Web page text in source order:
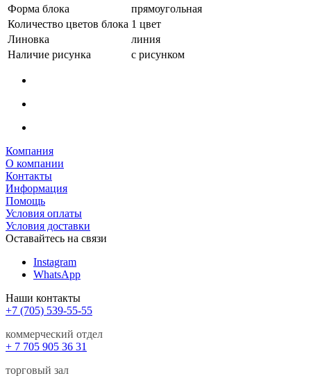
Форма блока
прямоугольная
Количество цветов блока 1 цвет
Линовка
линия
Наличие рисунка
с рисунком
Компания
О компании
Контакты
Информация
Помощь
Условия оплаты
Условия доставки
Оставайтесь на связи
Instagram
WhatsApp
Наши контакты
+7 (705) 539-55-55
коммерческий отдел
+ 7 705 905 36 31
торговый зал